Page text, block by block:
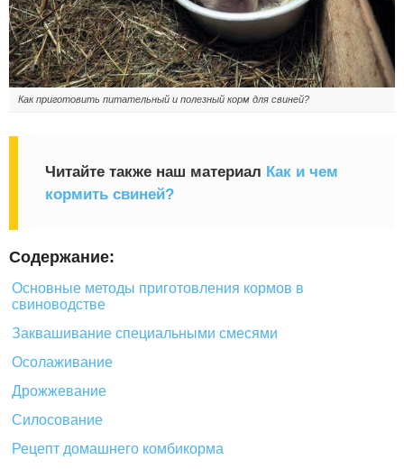
Как приготовить питательный и полезный корм для свиней?
Читайте также наш материал Как и чем
кормить свиней?
Содержание:
Основные методы приготовления кормов в
свиноводстве
Заквашивание специальными смесями
Осолаживание
Дрожжевание
Силосование
Рецепт домашнего комбикорма